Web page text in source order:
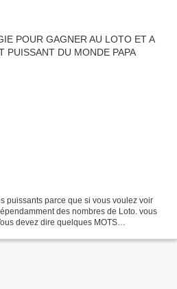
puissants parce que si vous voulez voir
des nombres de Loto. vous
devez dire quelques MOTS